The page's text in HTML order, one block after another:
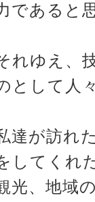
であると
れゆえ、
として人
達が訪れ
してくれ
光、地域